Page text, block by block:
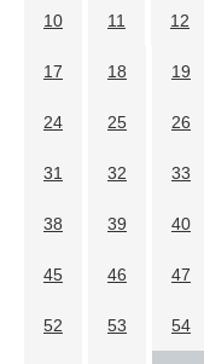
10 11 12
17 18 19
24 25 26
31 32 33
38 39 40
45 46 47
52 53 54